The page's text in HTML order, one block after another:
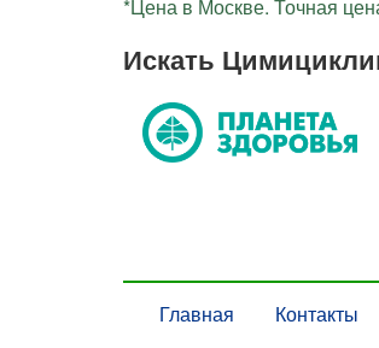
*Цена в Москве. Точная
Искать
Главная Контакты